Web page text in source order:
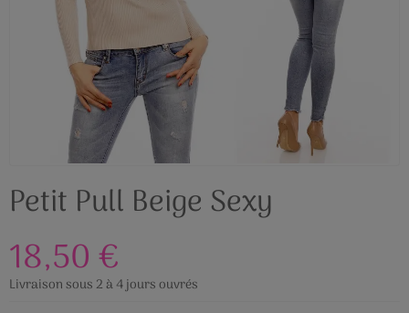
Petit Pull Beige Sexy
18,50 €
Livraison sous 2 à 4 jours ouvrés